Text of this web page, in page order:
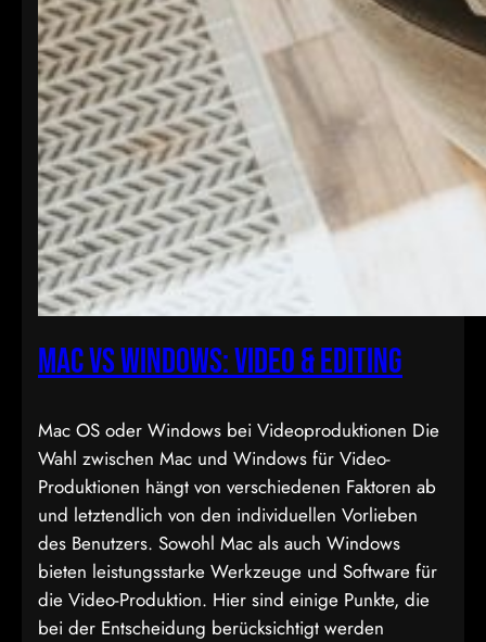
Mac vs Windows: Video & Editing
Mac OS oder Windows bei Videoproduktionen Die
Wahl zwischen Mac und Windows für Video-
Produktionen hängt von verschiedenen Faktoren ab
und letztendlich von den individuellen Vorlieben
des Benutzers. Sowohl Mac als auch Windows
bieten leistungsstarke Werkzeuge und Software für
die Video-Produktion. Hier sind einige Punkte, die
bei der Entscheidung berücksichtigt werden